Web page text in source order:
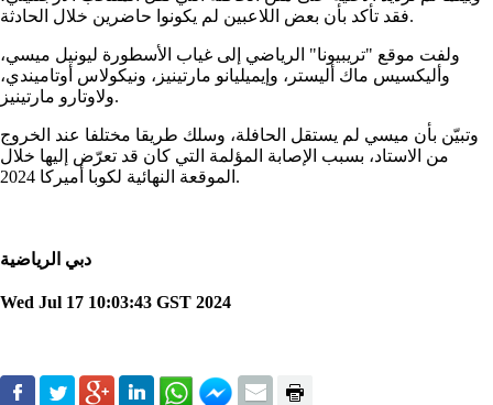
فقد تأكد بأن بعض اللاعبين لم يكونوا حاضرين خلال الحادثة.
ولفت موقع "تريبيونا" الرياضي إلى غياب الأسطورة ليونيل ميسي،
وأليكسيس ماك أليستر، وإيميليانو مارتينيز، ونيكولاس أوتاميندي،
ولاوتارو مارتينيز.
وتبيّن بأن ميسي لم يستقل الحافلة، وسلك طريقا مختلفا عند الخروج
من الاستاد، بسبب الإصابة المؤلمة التي كان قد تعرّض إليها خلال
الموقعة النهائية لكوبا أميركا 2024.
دبي الرياضية
Wed Jul 17 10:03:43 GST 2024